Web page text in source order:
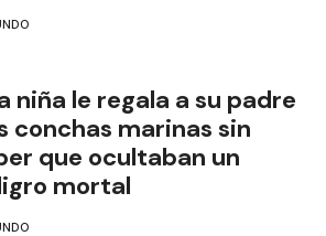
niña le regala a su padre
conchas marinas sin
que ocultaban un
mortal